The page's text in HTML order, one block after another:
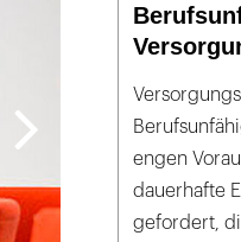
engen
dauerhafte
gefordert,